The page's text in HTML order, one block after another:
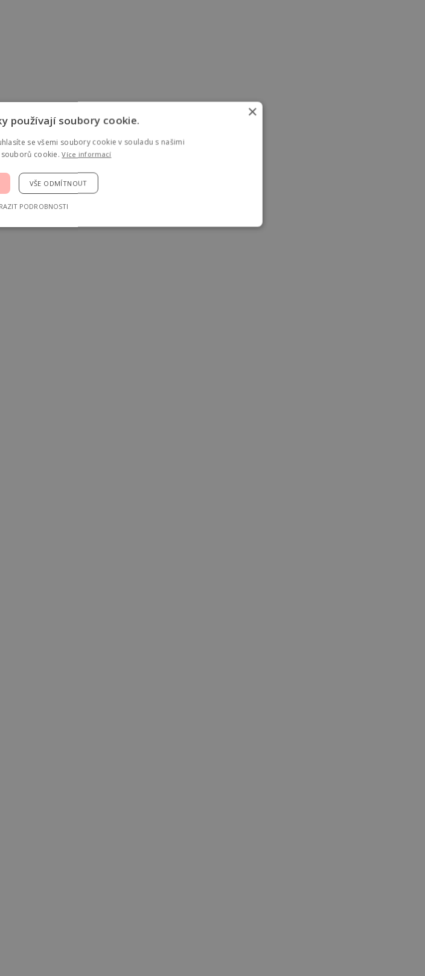
×
používají soubory cookie.
se všemi soubory cookie v souladu s našimi
souborů cookie.Více informací
VŠE ODMÍTNOUT
PODROBNOSTI